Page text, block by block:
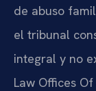
de abuso
el tribunal
integral y no
Law Offices